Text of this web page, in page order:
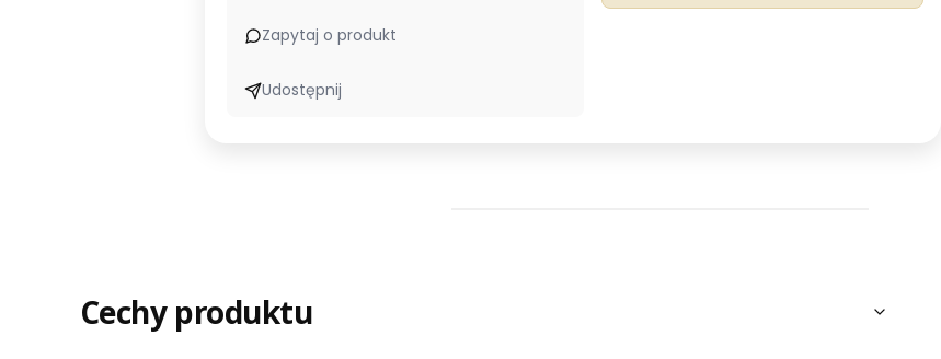
Zapytaj o produkt
Udostępnij
Cechy produktu